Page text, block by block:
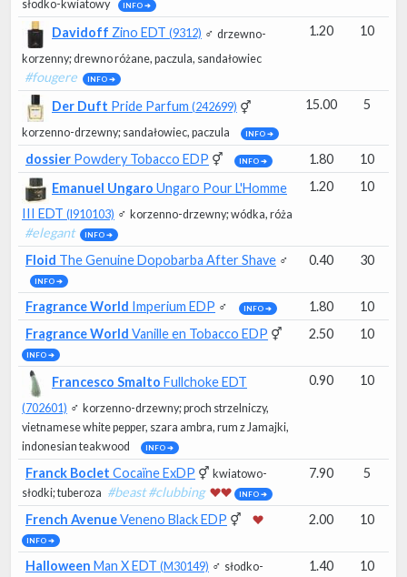
słodko-kwiatowy INFO ➔
Davidoff Zino EDT (9312) ♂ drzewno-
korzenny; drewno różane, paczula, sandałowiec
#fougere INFO ➔
1.20 10
Der Duft Pride Parfum (242699) ⚥
korzenno-drzewny; sandałowiec, paczula INFO ➔
15.00 5
dossier Powdery Tobacco EDP ⚥ INFO ➔ 1.80
10
Emanuel Ungaro Ungaro Pour L'Homme
III EDT (I910103) ♂ korzenno-drzewny; wódka, róża
#elegant INFO ➔
1.20 10
Floid The Genuine Dopobarba After Shave ♂
INFO ➔
0.40 30
Fragrance World Imperium EDP ♂ INFO ➔ 1.80
10
Fragrance World Vanille en Tobacco EDP ⚥
INFO ➔
2.50 10
Francesco Smalto Fullchoke EDT
(702601) ♂ korzenno-drzewny; proch strzelniczy,
vietnamese white pepper, szara ambra, rum z Jamajki,
indonesian teakwood
INFO ➔
0.90 10
Franck Boclet Cocaïne ExDP ⚥ kwiatowo-
słodki; tuberoza #beast #clubbing INFO ➔
7.90 5
French AvenueVeneno Black EDP ⚥
INFO ➔
2.00 10
Halloween Man X EDT (M30149) ♂ słodko-
1.40 10